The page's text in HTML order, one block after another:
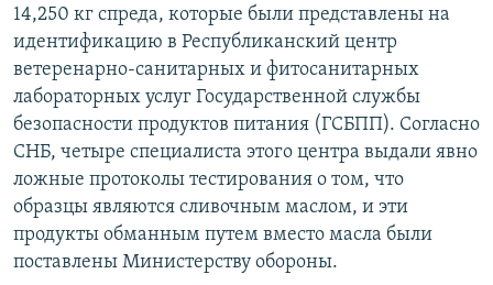
14,250 кг спреда, которые были представлены на
идентификацию в Республиканский центр
ветеренарно-санитарных и фитосанитарных
лабораторных услуг Государственной службы
безопасности продуктов питания (ГСБПП). Согласно
СНБ, четыре специалиста этого центра выдали явно
ложные протоколы тестирования о том, что
образцы являются сливочным маслом, и эти
продукты обманным путем вместо масла были
поставлены Министерству обороны.